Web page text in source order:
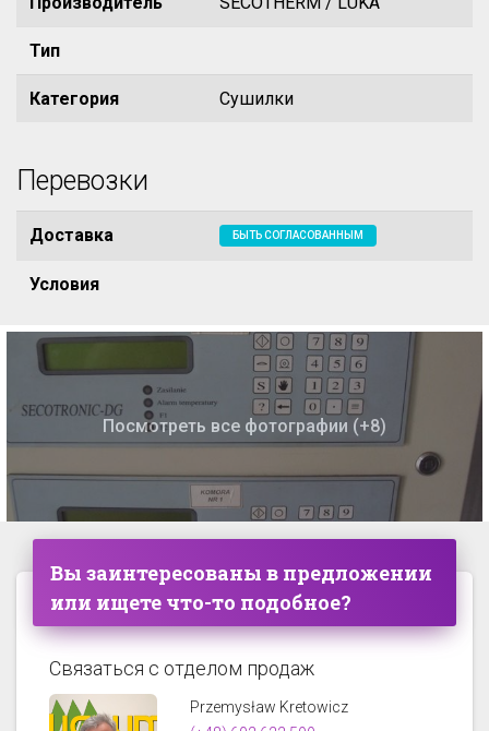
Тип
Категория Сушилки
Перевозки
Доставка БЫТЬ СОГЛАСОВАННЫМ
Условия
Посмотреть все фотографии (+8)
Вы заинтересованы в предложении
или ищете что-то подобное?
Связаться с отделом продаж
Przemysław Kretowicz